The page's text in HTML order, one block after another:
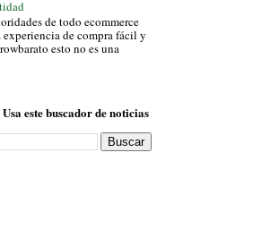
de todo ecommerce
experiencia de compra fácil y
esto no es una
este buscador de noticias